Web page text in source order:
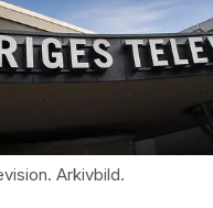
Arkivbild.